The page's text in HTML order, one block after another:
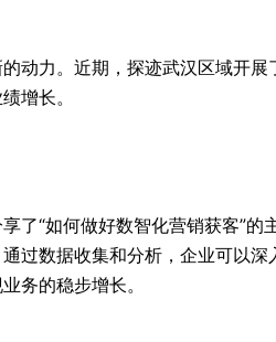
动力。近期，探迹武汉区域开
增长。
了“如何做好数智化营销获客”
过数据收集和分析，企业可以
务的稳步增长。